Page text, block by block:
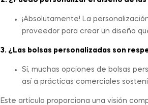
¡Absolutamente! La
proveedor para crear un diseño
3. ¿Las bolsas personalizadas son
Sí, muchas opciones de bolsas
así a prácticas comerciales
Este artículo proporciona una visión